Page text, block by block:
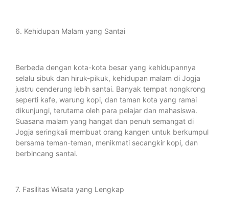
6. Kehidupan Malam yang Santai
Berbeda dengan kota-kota besar yang kehidupannya
selalu sibuk dan hiruk-pikuk, kehidupan malam di Jogja
justru cenderung lebih santai. Banyak tempat nongkrong
seperti kafe, warung kopi, dan taman kota yang ramai
dikunjungi, terutama oleh para pelajar dan mahasiswa.
Suasana malam yang hangat dan penuh semangat di
Jogja seringkali membuat orang kangen untuk berkumpul
bersama teman-teman, menikmati secangkir kopi, dan
berbincang santai.
7. Fasilitas Wisata yang Lengkap